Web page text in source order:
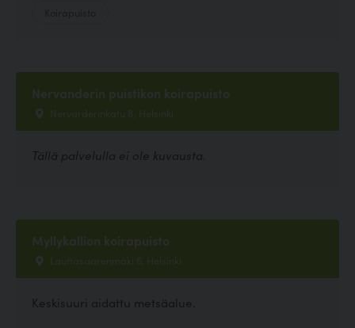
Nervanderin puistikon koirapuisto
Nervarderinkatu 8, Helsinki
Tällä palvelulla ei ole kuvausta.
Myllykallion koirapuisto
Lauttasaarenmäki 6, Helsinki
Keskisuuri aidattu metsäalue.